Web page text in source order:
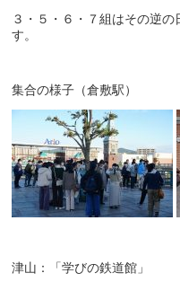
３・５・６・７組はその逆
す。
集合の様子（倉敷駅）
津山：「学びの鉄道館」